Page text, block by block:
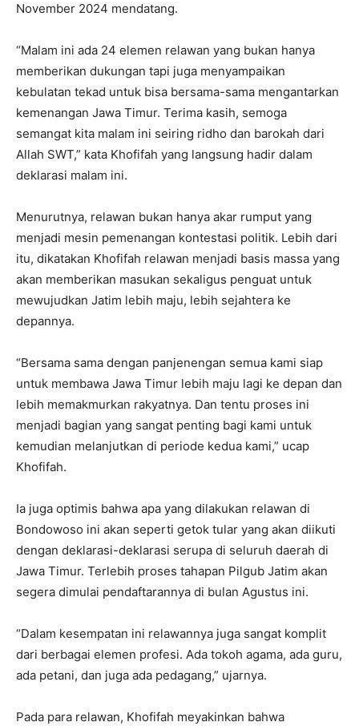
November 2024 mendatang.
“Malam ini ada 24 elemen relawan yang bukan hanya
memberikan dukungan tapi juga menyampaikan
kebulatan tekad untuk bisa bersama-sama mengantarkan
kemenangan Jawa Timur. Terima kasih, semoga
semangat kita malam ini seiring ridho dan barokah dari
Allah SWT,” kata Khofifah yang langsung hadir dalam
deklarasi malam ini.
Menurutnya, relawan bukan hanya akar rumput yang
menjadi mesin pemenangan kontestasi politik. Lebih dari
itu, dikatakan Khofifah relawan menjadi basis massa yang
akan memberikan masukan sekaligus penguat untuk
mewujudkan Jatim lebih maju, lebih sejahtera ke
depannya.
“Bersama sama dengan panjenengan semua kami siap
untuk membawa Jawa Timur lebih maju lagi ke depan dan
lebih memakmurkan rakyatnya. Dan tentu proses ini
menjadi bagian yang sangat penting bagi kami untuk
kemudian melanjutkan di periode kedua kami,” ucap
Khofifah.
Ia juga optimis bahwa apa yang dilakukan relawan di
Bondowoso ini akan seperti getok tular yang akan diikuti
dengan deklarasi-deklarasi serupa di seluruh daerah di
Jawa Timur. Terlebih proses tahapan Pilgub Jatim akan
segera dimulai pendaftarannya di bulan Agustus ini.
“Dalam kesempatan ini relawannya juga sangat komplit
dari berbagai elemen profesi. Ada tokoh agama, ada guru,
ada petani, dan juga ada pedagang,” ujarnya.
Pada para relawan, Khofifah meyakinkan bahwa